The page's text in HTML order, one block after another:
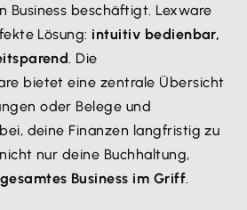
Business beschäftigt. Lexware
Lösung: intuitiv bedienbar,
. Die
bietet eine zentrale Übersicht
oder Belege und
deine Finanzen langfristig zu
nur deine Buchhaltung,
Business im Griff.